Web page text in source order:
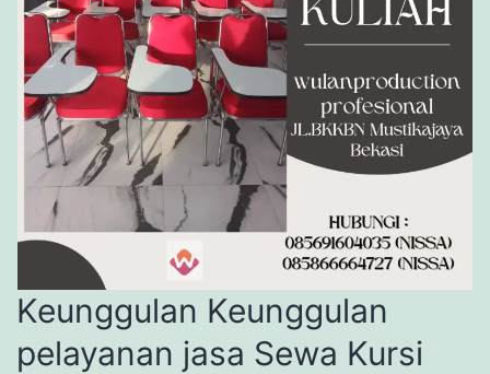
Keunggulan Keunggulan
pelayanan jasa Sewa Kursi